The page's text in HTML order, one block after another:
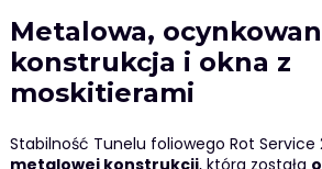
Metalowa,
konstrukcja i okna z
moskitierami
Stabilność Tunelu foliowego Rot Service